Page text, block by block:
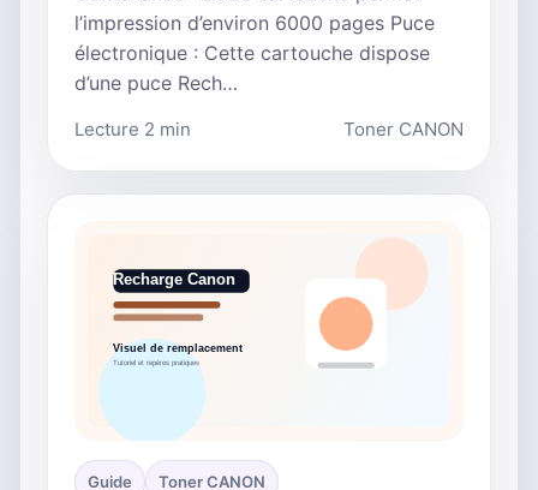
l’impression d’environ 6000 pages Puce
électronique : Cette cartouche dispose
d’une puce Rech…
Lecture 2 min Toner CANON
Guide Toner CANON